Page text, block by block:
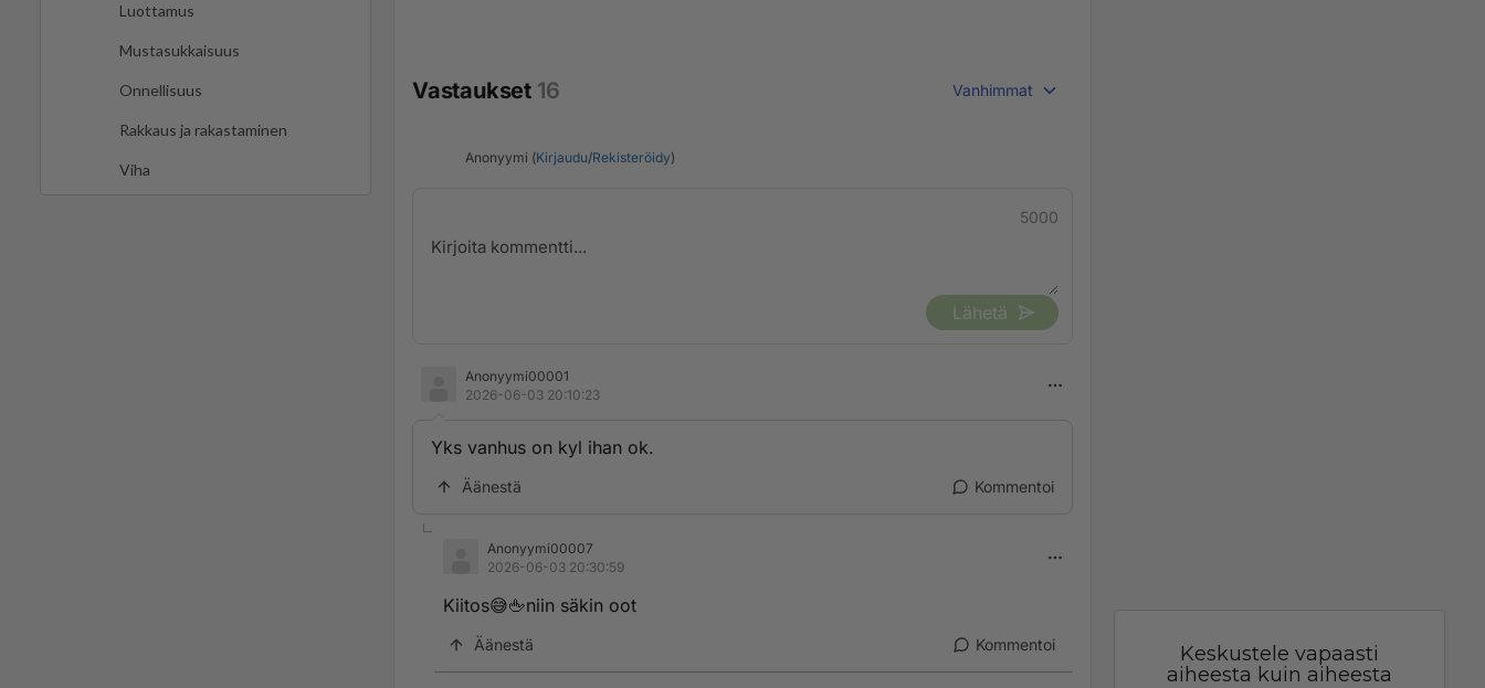
Luottamus
Mustasukkaisuus
Onnellisuus
Rakkaus ja rakastaminen
Viha
Vastaukset 16 Vanhimmat
Anonyymi (Kirjaudu/Rekisteröidy)
5000
Lähetä
Anonyymi00001
2026-06-03 20:10:23
Yks vanhus on kyl ihan ok.
Äänestä Kommentoi
Anonyymi00007
2026-06-03 20:30:59
Kiitos😅🖕niin säkin oot
Äänestä Kommentoi
Keskustele vapaasti
aiheesta kuin aiheesta